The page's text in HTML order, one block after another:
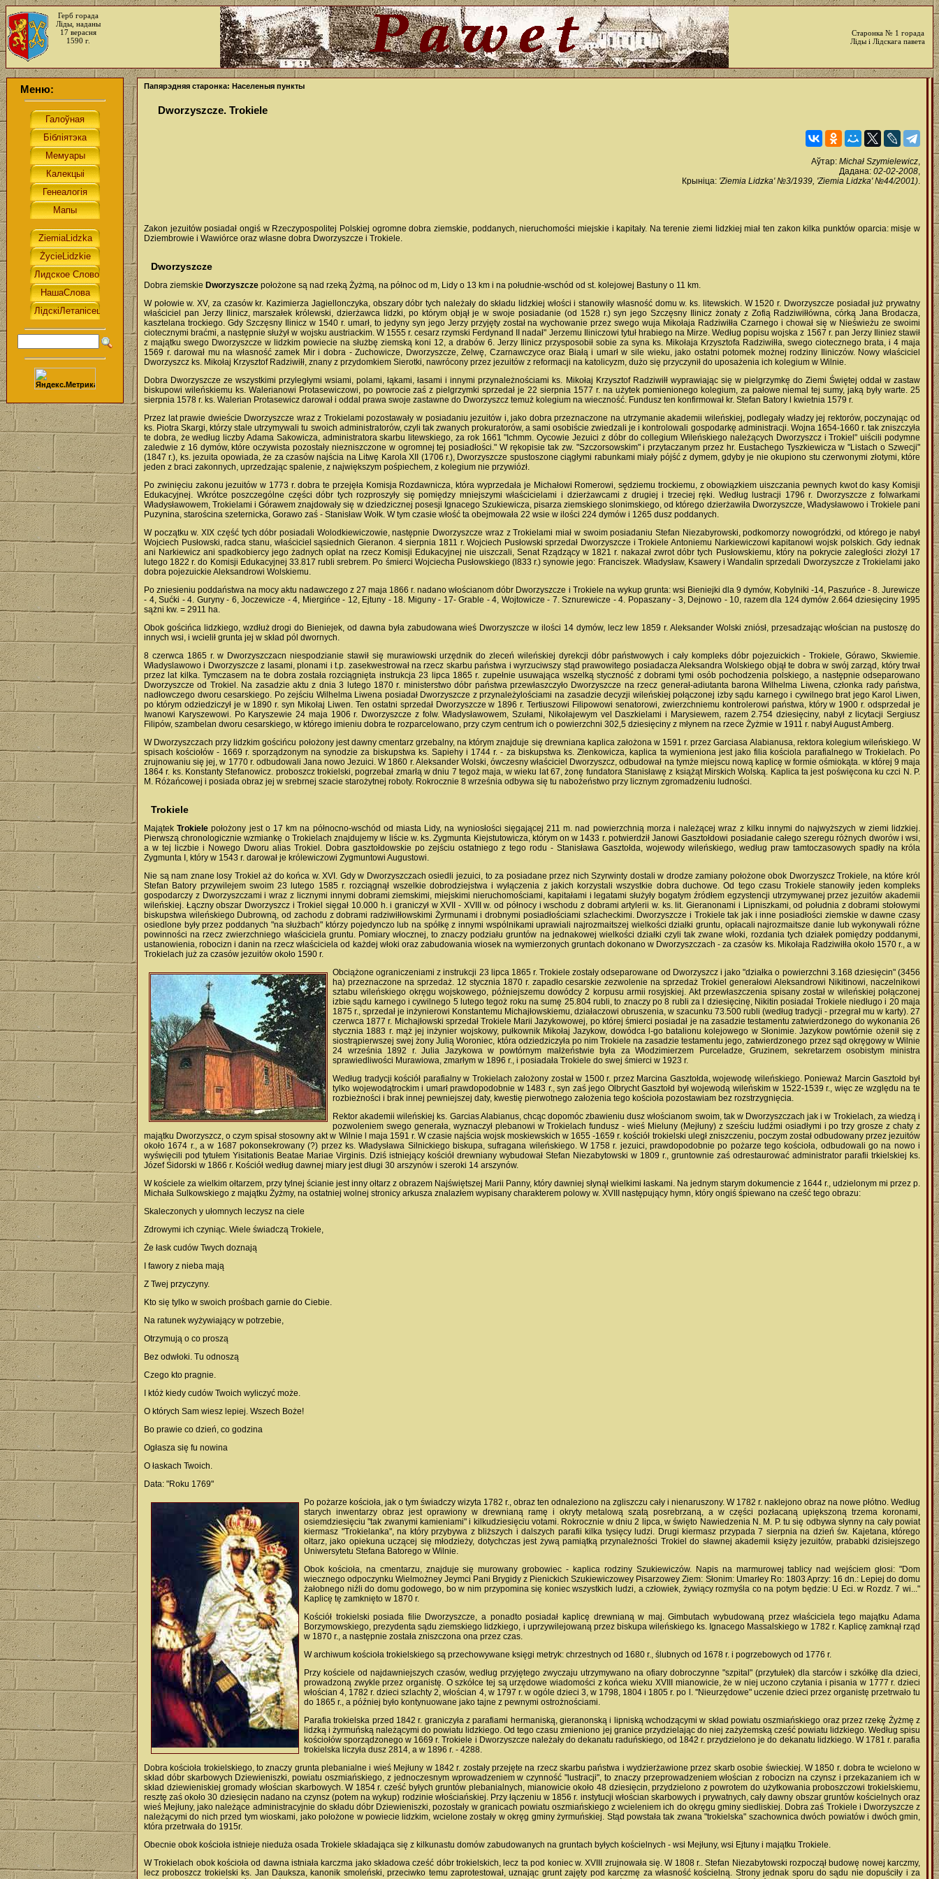
Герб горада
Ліды, наданы
17 верасня
1590 г.
Старонка № 1 горада
Ліды і Лідскага павета
Меню: Папярэдняя старонка: Населеныя пункты
Dworzyszcze. Trokiele
Аўтар: Michał Szymielewicz,
Дадана: 02-02-2008,
Крыніца: 'Ziemia Lidzka' №3/1939, 'Ziemia Lidzka' №44/2001).
Zakon jezuitów posiadał ongiś w Rzeczypospolitej Polskiej ogromne dobra ziemskie, poddanych, nieruchomości miejskie i kapitały. Na terenie ziemi lidzkiej miał ten zakon kilka punktów oparcia: misje w
Dziembrowie i Wawiórce oraz własne dobra Dworzyszcze i Trokiele.
Dworzyszcze
Dobra ziemskie Dworzyszcze położone są nad rzeką Żyżmą, na północ od m, Lidy o 13 km i na południe-wschód od st. kolejowej Bastuny o 11 km.
W połowie w. XV, za czasów kr. Kazimierza Jagiellonczyka, obszary dóbr tych należały do składu lidzkiej włości i stanowiły własność domu w. ks. litewskich. W 1520 r. Dworzyszcze posiadał już prywatny
właściciel pan Jerzy Ilinicz, marszałek królewski, dzierżawca lidzki, po którym objął je w swoje posiadanie (od 1528 r.) syn jego Szczęsny Ilinicz żonaty z Zofią Radziwiłłówna, córką Jana Brodacza,
kasztelana trockiego. Gdy Szczęsny Ilinicz w 1540 r. umarł, to jedyny syn jego Jerzy przyjęty został na wychowanie przez swego wuja Mikołaja Radziwiłła Czarnego i chował się w Nieświeżu ze swoimi
ciotecznymi braćmi, a następnie służył w wojsku austriackim. W 1555 r. cesarz rzymski Ferdynand II nadał" Jerzemu Iliniczowi tytuł hrabiego na Mirze. Według popisu wojska z 1567 r. pan Jerzy Iliniez stawił
z majątku swego Dworzyszcze w lidzkim powiecie na służbę ziemską koni 12, a drabów 6. Jerzy Ilinicz przysposobił sobie za syna ks. Mikołaja Krzysztofa Radziwiłła, swego ciotecznego brata, i 4 maja
1569 r. darował mu na własność zamek Mir i dobra - Zuchowicze, Dworzyszcze, Zelwę, Czarnawczyce oraz Białą i umarł w sile wieku, jako ostatni potomek możnej rodziny Iliniczów. Nowy właściciel
Dworzyszcz ks. Mikołaj Krzysztof Radziwiłł, znany z przydomkiem Sierotki, nawrócony przez jezuitów z reformacji na katolicyzm, dużo się przyczynił do uposażenia ich kolegium w Wilnie.
Dobra Dworzyszcze ze wszystkimi przyległymi wsiami, polami, łąkami, łasami i innymi przynależnościami ks. Mikołaj Krzysztof Radziwiłł wyprawiając się w pielgrzymkę do Ziemi Świętej oddał w zastaw
biskupowi wileńskiemu ks. Walerianowi Protasewiczowi, po powrocie zaś z pielgrzymki sprzedał je 22 sierpnia 1577 r. na użytek pomienionego kolegium, za pałowe niemal tej sumy, jaką były warte. 25
sierpnia 1578 r. ks. Walerian Protasewicz darował i oddal prawa swoje zastawne do Dworzyszcz temuż kolegium na wieczność. Fundusz ten konfirmował kr. Stefan Batory l kwietnia 1579 r.
Przez lat prawie dwieście Dworzyszcze wraz z Trokielami pozostawały w posiadaniu jezuitów i, jako dobra przeznaczone na utrzymanie akademii wileńskiej, podlegały władzy jej rektorów, poczynając od
ks. Piotra Skargi, którzy stale utrzymywali tu swoich administratorów, czyli tak zwanych prokuratorów, a sami osobiście zwiedzali je i kontrolowali gospodarkę administracji. Wojna 1654-1660 r. tak zniszczyła
te dobra, że według liczby Adama Sakowicza, administratora skarbu litewskiego, za rok 1661 "Ichmm. Oycowie Jezuici z dóbr do collegium Wileńskiego należących Dworzyszcz i Trokiel" uiścili podymne
zaledwie z 16 dymów, które oczywista pozostały niezniszczone w ogromnej tej posiadłości." W rękopisie tak zw. "Szczorsowskim" i przytaczanym przez hr. Eustachego Tyszkiewicza w "Listach o Szwecji"
(1847 r.), ks. jezuita opowiada, że za czasów najścia na Litwę Karola XII (1706 r.), Dworzyszcze spustoszone ciągłymi rabunkami miały pójść z dymem, gdyby je nie okupiono stu czerwonymi złotymi, które
jeden z braci zakonnych, uprzedzając spalenie, z największym pośpiechem, z kolegium nie przywiózł.
Po zwinięciu zakonu jezuitów w 1773 r. dobra te przejęła Komisja Rozdawnicza, która wyprzedała je Michałowi Romerowi, sędziemu trockiemu, z obowiązkiem uiszczania pewnych kwot do kasy Komisji
Edukacyjnej. Wkrótce poszczególne części dóbr tych rozproszyły się pomiędzy mniejszymi właścicielami i dzierżawcami z drugiej i trzeciej ręki. Według lustracji 1796 r. Dworzyszcze z folwarkami
Władysławowem, Trokielami i Górawem znajdowały się w dziedzicznej posesji Ignacego Szukiewicza, pisarza ziemskiego slonimskiego, od którego dzierżawiła Dworzyszcze, Władysławowo i Trokiele pani
Puzynina, starościna szeternicka, Gorawo zaś - Stanisław Wołk. W tym czasie włość ta obejmowała 22 wsie w ilości 224 dymów i 1265 dusz poddanych.
W początku w. XIX część tych dóbr posiadali Wolodkiewiczowie, następnie Dworzyszcze wraz z Trokielami miał w swoim posiadaniu Stefan Niezabyrowski, podkomorzy nowogródzki, od którego je nabył
Wojciech Pusłowski, radca stanu, właściciel sąsiednich Gieranon. 4 sierpnia 1811 r. Wojciech Pusłowski sprzedał Dworzyszcze i Trokiele Antoniemu Narkiewiczowi kapitanowi wojsk polskich. Gdy iednak
ani Narkiewicz ani spadkobiercy jego żadnych opłat na rzecz Komisji Edukacyjnej nie uiszczali, Senat Rządzący w 1821 r. nakazał zwrot dóbr tych Pusłowskiemu, który na pokrycie zaległości złożył 17
lutego 1822 r. do Komisji Edukacyjnej 33.817 rubli srebrem. Po śmierci Wojciecha Pusłowskiego (l833 r.) synowie jego: Franciszek. Władysław, Ksawery i Wandalin sprzedali Dworzyszcze z Trokielami jako
dobra pojezuickie Aleksandrowi Wolskiemu.
Po zniesieniu poddaństwa na mocy aktu nadawczego z 27 maja 1866 r. nadano włościanom dóbr Dworzyszcze i Trokiele na wykup grunta: wsi Bieniejki dla 9 dymów, Kobylniki -14, Paszuńce - 8. Jurewicze
- 4, Sućki - 4. Guryny - 6, Joczewicze - 4, Miergińce - 12, Ejtuny - 18. Miguny - 17- Grable - 4, Wojtowicze - 7. Sznurewicze - 4. Popaszany - 3, Dejnowo - 10, razem dla 124 dymów 2.664 dziesięciny 1995
sążni kw. = 2911 ha.
Obok gościńca lidzkiego, wzdłuż drogi do Bieniejek, od dawna była zabudowana wieś Dworzyszcze w ilości 14 dymów, lecz lew 1859 r. Aleksander Wolski zniósł, przesadzając włościan na pustoszę do
innych wsi, i wcielił grunta jej w skład pól dwornych.
8 czerwca 1865 r. w Dworzyszczacn niespodzianie stawił się murawiowski urzędnik do zleceń wileńskiej dyrekcji dóbr państwowych i cały kompleks dóbr pojezuickich - Trokiele, Górawo, Skwiemie.
Władyslawowo i Dworzyszcze z lasami, plonami i t.p. zasekwestrował na rzecz skarbu państwa i wyrzuciwszy stąd prawowitego posiadacza Aleksandra Wolskiego objął te dobra w swój zarząd, który trwał
przez lat kilka. Tymczasem na te dobra została rozciągnięta instrukcja 23 lipca 1865 r. zupełnie usuwająca wszelką styczność z dobrami tymi osób pochodzenia polskiego, a następnie odseparowano
Dworzyszcze od Trokiel. Na zasadzie aktu z dnia 3 lutego 1870 r. ministerstwo dóbr państwa przewłaszczyło Dworzyszcze na rzecz generał-adiutanta barona Wilhelma Liwena, członka rady państwa,
nadłowczego dworu cesarskiego. Po zejściu Wilhelma Liwena posiadał Dworzyszcze z przynależylościami na zasadzie decyzji wileńskiej połączonej izby sądu karnego i cywilnego brat jego Karol Liwen,
po którym odziedziczył je w 1890 r. syn Mikołaj Liwen. Ten ostatni sprzedał Dworzyszcze w 1896 r. Tertiuszowi Filipowowi senatorowi, zwierzchniemu kontrolerowi państwa, który w 1900 r. odsprzedał je
Iwanowi Karyszewowi. Po Karyszewie 24 maja 1906 r. Dworzyszcze z folw. Władysławowem, Szułami, Nikołajewym vel Daszkielami i Marysiewem, razem 2.754 dziesięciny, nabył z licytacji Sergiusz
Filipów, szambelan dworu cesarskiego, w którego imieniu dobra te rozparcelowano, przy czym centrum ich o powierzchni 302,5 dziesięciny z młynem na rzece Żyżmie w 1911 r. nabył August Amberg.
W Dworzyszczach przy lidzkim gościńcu położony jest dawny cmentarz grzebalny, na którym znajduje się drewniana kaplica założona w 1591 r. przez Garciasa Alabianusa, rektora kolegium wileńskiego. W
spisach kościołów - 1669 r. sporządzonym na synodzie za biskupstwa ks. Sapiehy i 1744 r. - za biskupstwa ks. Zlenkowicza, kaplica ta wymieniona jest jako filia kościola parafialnego w Trokielach. Po
zrujnowaniu się jej, w 1770 r. odbudowali Jana nowo Jezuici. W 1860 r. Aleksander Wolski, ówczesny właściciel Dworzyszcz, odbudował na tymże miejscu nową kaplicę w formie ośmiokąta. w której 9 maja
1864 r. ks. Konstanty Stefanowicz. proboszcz trokielski, pogrzebał zmarłą w dniu 7 tegoż maja, w wieku lat 67, żonę fundatora Stanisławę z książąt Mirskich Wolską. Kaplica ta jest poświęcona ku czci N. P.
M. Różańcowej i posiada obraz jej w srebrnej szacie starożytnej roboty. Rokrocznie 8 września odbywa się tu nabożeństwo przy licznym zgromadzeniu ludności.
Trokiele
MajątekTrokiele położony jest o 17 km na północno-wschód od miasta Lidy, na wyniosłości sięgającej 211 m. nad powierzchnią morza i należącej wraz z kilku innymi do najwyższych w ziemi lidzkiej.
Pierwszą chronologicznie wzmiankę o Trokielach znajdujemy w liście w. ks. Zygmunta Kiejstutowicza, którym on w 1433 r. potwierdził Janowi Gasztołdowi posiadanie całego szeregu różnych dworów i wsi,
a w tej liczbie i Nowego Dworu alias Trokiel. Dobra gasztołdowskie po zejściu ostatniego z tego rodu - Stanisława Gasztołda, wojewody wileńskiego, według praw tamtoczasowych spadły na króla
Zygmunta I, który w 1543 r. darował je królewiczowi Zygmuntowi Augustowi.
Nie są nam znane losy Trokiel aż do końca w. XVI. Gdy w Dworzyszczach osiedli jezuici, to za posiadane przez nich Szyrwinty dostali w drodze zamiany położone obok Dworzyszcz Trokiele, na które król
Stefan Batory przywilejem swoim 23 lutego 1585 r. rozciągnął wszelkie dobrodziejstwa i wyłączenia z jakich korzystali wszystkie dobra duchowe. Od tego czasu Trokiele stanowiły jeden kompleks
gospodarczy z Dworzyszczami i wraz z licznymi innymi dobrami ziemskimi, miejskimi nieruchomościami, kapitałami i legatami służyły bogatym źródłem egzystencji utrzymywanej przez jezuitów akademii
wileńskiej. Łączny obszar Dworzyszcz i Trokiel sięgał 10.000 h. i graniczył w XVII - XVIII w. od północy i wschodu z dobrami artylerii w. ks. lit. Gieranonami i Lipniszkami, od południa z dobrami stołowymi
biskupstwa wileńskiego Dubrowną, od zachodu z dobrami radziwiłłowskimi Żyrmunami i drobnymi posiadłościami szlacheckimi. Dworzyszcze i Trokiele tak jak i inne posiadłości ziemskie w dawne czasy
osiedlone były przez poddanych "na służbach" którzy pojedynczo lub na spółkę z innymi wspólnikami uprawiali najrozmaitszej wielkości działki gruntu, opłacali najrozmaitsze danie lub wykonywali różne
powinności na rzecz zwierzchniego właściciela gruntu. Pomiary włocznej, to znaczy podziału gruntów na jednakowej wielkości działki czyli tak zwane włoki, rozdania tych działek pomiędzy poddanymi,
ustanowienia, robocizn i danin na rzecz właściciela od każdej włoki oraz zabudowania wiosek na wymierzonych gruntach dokonano w Dworzyszczach - za czasów ks. Mikołaja Radziwiłła około 1570 r., a w
Trokielach już za czasów jezuitów około 1590 r.
Obciążone ograniczeniami z instrukcji 23 lipca 1865 r. Trokiele zostały odseparowane od Dworzyszcz i jako "działka o powierzchni 3.168 dziesięcin" (3456
ha) przeznaczone na sprzedaż. 12 stycznia 1870 r. zapadło cesarskie zezwolenie na sprzedaż Trokiel generałowi Aleksandrowi Nikitinowi, naczelnikowi
sztabu wileńskiego okręgu wojskowego, późniejszemu dowódcy 2 korpusu armii rosyjskiej. Akt przewłaszczenia spisany został w wileńskiej połączonej
izbie sądu karnego i cywilnego 5 lutego tegoż roku na sumę 25.804 rubli, to znaczy po 8 rubli za l dziesięcinę, Nikitin posiadał Trokiele niedługo i 20 maja
1875 r., sprzedał je inżynierowi Konstantemu Michajłowskiemu, działaczowi obruszenia, w szacunku 73.500 rubli (według tradycji - przegrał mu w karty). 27
czerwca 1877 r. Michajłowski sprzedał Trokiele Marii Jazykowowej, po której śmierci posiadał je na zasadzie testamentu zatwierdzonego do wykonania 26
stycznia 1883 r. mąż jej inżynier wojskowy, pułkownik Mikołaj Jazykow, dowódca l-go batalionu kolejowego w Słonimie. Jazykow powtórnie ożenił się z
siostrąpierwszej swej żony Julią Woroniec, która odziedziczyła po nim Trokiele na zasadzie testamentu jego, zatwierdzonego przez sąd okręgowy w Wilnie
24 września 1892 r. Julia Jazykowa w powtórnym małżeństwie była za Włodzimierzem Purceladze, Gruzinem, sekretarzem osobistym ministra
sprawiedliwości Murawiowa, zmarłym w 1896 r., i posiadała Trokiele do swej śmierci w 1923 r.
Według tradycji kościół parafialny w Trokielach założony został w 1500 r. przez Marcina Gasztołda, wojewodę wileńskiego. Ponieważ Marcin Gasztołd był
tylko wojewodątrockim i umarł prawdopodobnie w 1483 r., syn zaś jego Olbrycht Gasztołd był wojewodą wileńskim w 1522-1539 r., więc ze względu na te
rozbieżności i brak innej pewniejszej daty, kwestię pierwotnego założenia tego kościoła pozostawiam bez rozstrzygnięcia.
Rektor akademii wileńskiej ks. Garcias Alabianus, chcąc dopomóc zbawieniu dusz włościanom swoim, tak w Dworzyszczach jak i w Trokielach, za wiedzą i
pozwoleniem swego generała, wyznaczył plebanowi w Trokielach fundusz - wieś Mieluny (Mejłuny) z sześciu ludźmi osiadłymi i po trzy grosze z chaty z
majątku Dworzyszcz, o czym spisał stosowny akt w Wilnie l maja 1591 r. W czasie najścia wojsk moskiewskich w 1655 -1659 r. kościół trokielski uległ zniszczeniu, poczym został odbudowany przez jezuitów
około 1674 r., a w 1687 pokonsekrowany (?) przez ks. Władysława Silnickiego biskupa, sufragana wileńskiego. W 1758 r. jezuici, prawdopodobnie po pożarze tego kościoła, odbudowali go na nowo i
wyświęcili pod tytułem Yisitationis Beatae Mariae Virginis. Dziś istniejący kościół drewniany wybudował Stefan Niezabytowski w 1809 r., gruntownie zaś odrestaurować administrator parafii trkielskiej ks.
Józef Sidorski w 1866 r. Kościół według dawnej miary jest długi 30 arszynów i szeroki 14 arszynów.
W kościele za wielkim ołtarzem, przy tylnej ścianie jest inny ołtarz z obrazem Najświętszej Marii Panny, który dawniej słynął wielkimi łaskami. Na jednym starym dokumencie z 1644 r., udzielonym mi przez p.
Michała Sulkowskiego z majątku Żyżmy, na ostatniej wolnej stronicy arkusza znalazłem wypisany charakterem polowy w. XVIII następujący hymn, który ongiś śpiewano na cześć tego obrazu:
Skaleczonych y ułomnych leczysz na ciele
Zdrowymi ich czyniąc. Wiele świadczą Trokiele,
Że łask cudów Twych doznają
I fawory z nieba mają
Z Twej przyczyny.
Kto się tylko w swoich prośbach garnie do Ciebie.
Na ratunek wyżywiający w potrzebie,
Otrzymują o co proszą
Bez odwłoki. Tu odnoszą
Czego kto pragnie.
I któż kiedy cudów Twoich wyliczyć może.
O których Sam wiesz lepiej. Wszech Boże!
Bo prawie co dzień, co godzina
Ogłasza się fu nowina
O łaskach Twoich.
Data: "Roku 1769"
Po pożarze kościoła, jak o tym świadczy wizyta 1782 r., obraz ten odnaleziono na zgliszczu cały i nienaruszony. W 1782 r. naklejono obraz na nowe płótno. Według
starych inwentarzy obraz jest oprawiony w drewnianą ramę i okryty metalową szatą posrebrzaną, a w części pozłacaną upiększoną trzema koronami,
osiemdziesięciu "tak zwanymi kamieniami" i kilkudziesięciu votami. Rokrocznie w dniu 2 lipca, w święto Nawiedzenia N. M. P. tu się odbywa słynny na cały powiat
kiermasz "Trokielanka", na który przybywa z bliższych i dalszych parafii kilka tysięcy ludzi. Drugi kiermasz przypada 7 sierpnia na dzień św. Kajetana, którego
ołtarz, jako opiekuna uczącej się młodzieży, dotychczas jest żywą pamiątką przynależności Trokiel do sławnej akademii księży jezuitów, prababki dzisiejszego
Uniwersytetu Stefana Batorego w Wilnie.
Obok kościoła, na cmentarzu, znajduje się murowany grobowiec - kaplica rodziny Szukiewiczów. Napis na marmurowej tablicy nad wejściem głosi: "Dom
wiecznego odpoczynku Wielmożney Jeymci Pani Brygidy z Pienickich Szukiewiczowey Pisarzowey Ziem: Słonim: Umarłey Ro: 1803 Aprzy: 16 dn.: Lepiej do domu
żałobnego niźli do domu godowego, bo w nim przypomina się koniec wszystkich ludzi, a człowiek, żywiący rozmyśla co na potym będzie: U Eci. w Rozdz. 7 wi..."
Kaplicę tę zamknięto w 1870 r.
Kościół trokielski posiada filie Dworzyszcze, a ponadto posiadał kaplicę drewnianą w maj. Gimbutach wybudowaną przez właściciela tego majątku Adama
Borzymowskiego, prezydenta sądu ziemskiego lidzkiego, i uprzywilejowaną przez biskupa wileńskiego ks. Ignacego Massalskiego w 1782 r. Kaplicę zamknął rząd
w 1870 r., a następnie została zniszczona ona przez czas.
W archiwum kościoła trokielskiego są przechowywane księgi metryk: chrzestnych od 1680 r., ślubnych od 1678 r. i pogrzebowych od 1776 r.
Przy kościele od najdawniejszych czasów, według przyjętego zwyczaju utrzymywano na ofiary dobroczynne "szpital" (przytułek) dla starców i szkółkę dla dzieci,
prowadzoną zwykle przez organistę. O szkółce tej są urzędowe wiadomości z końca wieku XVIII mianowicie, że w niej uczono czytania i pisania w 1777 r. dzieci
włościan 4, 1782 r. dzieci szlachty 2, włościan 4, w 1797 r. w ogóle dzieci 3, w 1798, 1804 i 1805 r. po l. ''Nieurzędowe" uczenie dzieci przez organistę przetrwało tu
do 1865 r., a później było kontynuowane jako tajne z pewnymi ostrożnościami.
Parafia trokielska przed 1842 r. graniczyła z parafiami hermaniską, gieranonską i lipniską wchodzącymi w skład powiatu oszmiańskiego oraz przez rzekę Żyżmę z
lidzką i żyrmuńską należącymi do powiatu lidzkiego. Od tego czasu zmieniono jej granice przydzielając do niej zażyżemską cześć powiatu lidzkiego. Według spisu
kościołów sporządzonego w 1669 r. Trokiele i Dworzyszcze należały do dekanatu raduńskiego, od 1842 r. przydzielono je do dekanatu lidzkiego. W 1781 r. parafia
trokielska liczyła dusz 2814, a w 1896 r. - 4288.
Dobra kościoła trokielskiego, to znaczy grunta plebanialne i wieś Mejłuny w 1842 r. zostały przejęte na rzecz skarbu państwa i wydzierżawione przez skarb osobie świeckiej. W 1850 r. dobra te wcielono w
skład dóbr skarbowych Dziewieniszki, powiatu oszmiańskiego, z jednoczesnym wprowadzeniem w czynność "lustracji", to znaczy przeprowadzeniem włościan z robocizn na czynsz i przekazaniem ich w
skład dziewieniskiej gromady włościan skarbowych. W 1854 r. cześć byłych gruntów plebanialnych, mianowicie około 48 dziesięcin, przydzielono z powrotem do użytkowania proboszczowi trokielskiemu,
resztę zaś około 30 dziesięcin nadano na czynsz (potem na wykup) rodzinie włościańskiej. Przy łączeniu w 1856 r. instytucji włościan skarbowych i prywatnych, cały dawny obszar gruntów kościelnych oraz
wieś Mejłuny, jako należące administracyjnie do składu dóbr Dziewieniszki, pozostały w granicach powiatu oszmiańskiego z wcieleniem ich do okręgu gminy siedliskiej. Dobra zaś Trokiele i Dworzyszcze z
należącymi do nich przed tym wioskami, jako położone w powiecie lidzkim, wcielone zostały w okręg gminy żyrmuńskiej. Stąd powstała tak zwana "trokielska" szachownica dwóch powiatów i dwóch gmin,
która przetrwała do 1915r.
Obecnie obok kościoła istnieje nieduża osada Trokiele składająca się z kilkunastu domów zabudowanych na gruntach byłych kościelnych - wsi Mejłuny, wsi Ejtuny i majątku Trokiele.
W Trokielach obok kościoła od dawna istniała karczma jako składowa cześć dóbr trokielskich, lecz ta pod koniec w. XVIII zrujnowała się. W 1808 r.. Stefan Niezabytowski rozpoczął budowę nowej karczmy,
lecz proboszcz trokielski ks. Jan Dauksza, kanonik smoleński, przeciwko temu zaprotestował, uznając grunt zajęty pod karczmę za własność kościelną. Strony jednak sporu do sądu nie dopuściły i za